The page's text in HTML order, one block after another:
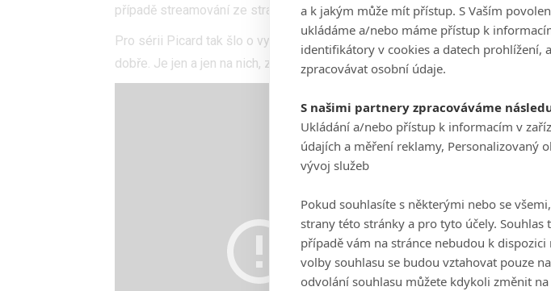
případě streamování ze strany předplatitelů služby CBS All Access.
Pro sérii Picard tak šlo o vynikající start. Je otázka, jak si povede dál, ale
dobře. Je jen a jen na nich, zda toho využijí. Další díl bude mít premiéru 30. 1.
a k jakým může mít přístup. S Vaším
ukládáme a/nebo máme přístup k
identifikátory v cookies a datech prohlížení,
zpracovávat osobní údaje.
S našimi partnery zpracováváme
Ukládání a/nebo přístup k informacím v
údajích a měření reklamy, Personalizovaný
vývoj služeb
Pokud souhlasíte s některými nebo se
strany této stránky a pro tyto účely.
případě vám na stránce nebudou k
volby souhlasu se budou vztahovat pouze
odvolání souhlasu můžete kdykoli změnit na